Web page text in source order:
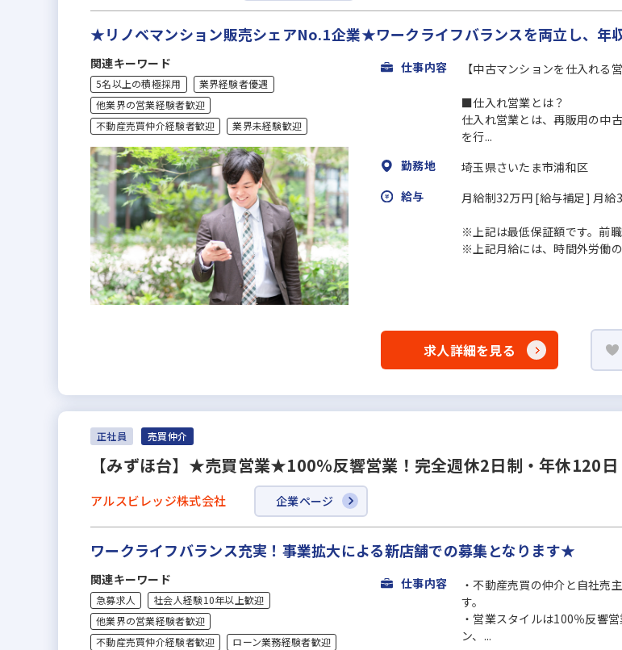
★リノベマンション販売シェアNo.1企業★ワークライフバランスを両立し、年
関連キーワード
5名以上の積極採用
業界経験者優遇
他業界の営業経験者歓迎
不動産売買仲介経験者歓迎
業界未経験歓迎
仕事内容 【中古マンションを仕入れる
■仕入れ営業とは？
仕入れ営業とは、再販用の中
を行...
勤務地
埼玉県さいたま市浦和区
給与
月給制32万円 [給与補足] 月給
※上記は最低保証額です。前
※上記月給には、時間外労働
求人詳細を見る
正社員 売買仲介
【みずほ台】★売買営業★100％反響営業！完全週休2日制・年休120
アルスビレッジ株式会社 企業ページ
ワークライフバランス充実！事業拡大による新店舗での募集となります★
関連キーワード
急募求人
社会人経験10年以上歓迎
他業界の営業経験者歓迎
不動産売買仲介経験者歓迎
ローン業務経験者歓迎
仕事内容
・不動産売買の仲介と自社売
す。
・営業スタイルは100％反響
ン、...